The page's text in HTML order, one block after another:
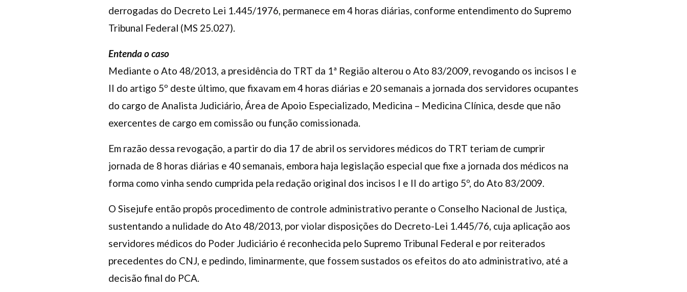
derrogadas do Decreto Lei 1.445/1976, permanece em 4 horas diárias, conforme entendimento do Supremo
Tribunal Federal (MS 25.027).
Entenda o caso
Mediante o Ato 48/2013, a presidência do TRT da 1ª Região alterou o Ato 83/2009, revogando os incisos I e
II do artigo 5º deste último, que fixavam em 4 horas diárias e 20 semanais a jornada dos servidores ocupantes
do cargo de Analista Judiciário, Área de Apoio Especializado, Medicina – Medicina Clínica, desde que não
exercentes de cargo em comissão ou função comissionada.
Em razão dessa revogação, a partir do dia 17 de abril os servidores médicos do TRT teriam de cumprir
jornada de 8 horas diárias e 40 semanais, embora haja legislação especial que fixe a jornada dos médicos na
forma como vinha sendo cumprida pela redação original dos incisos I e II do artigo 5º, do Ato 83/2009.
O Sisejufe então propôs procedimento de controle administrativo perante o Conselho Nacional de Justiça,
sustentando a nulidade do Ato 48/2013, por violar disposições do Decreto-Lei 1.445/76, cuja aplicação aos
servidores médicos do Poder Judiciário é reconhecida pelo Supremo Tribunal Federal e por reiterados
precedentes do CNJ, e pedindo, liminarmente, que fossem sustados os efeitos do ato administrativo, até a
decisão final do PCA.